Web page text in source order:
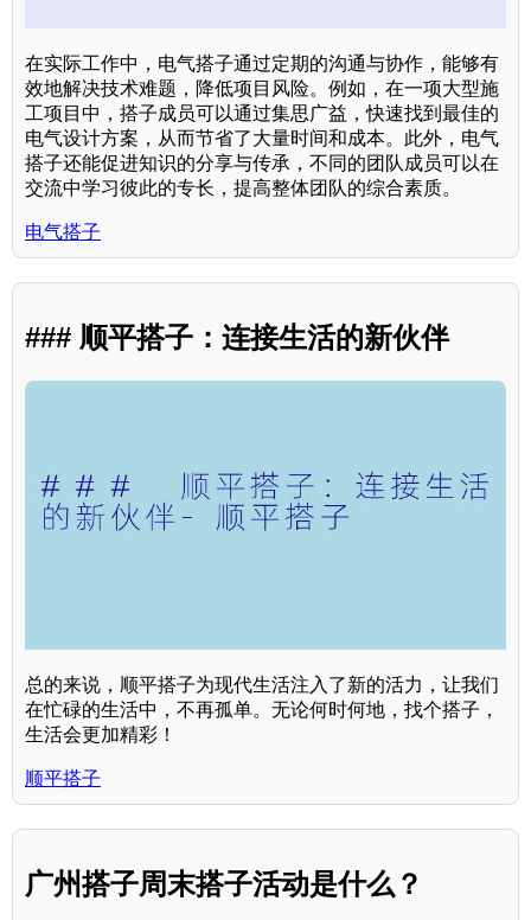
在实际工作中，电气搭子通过定期的沟通与协作，能够有
效地解决技术难题，降低项目风险。例如，在一项大型施
工项目中，搭子成员可以通过集思广益，快速找到最佳的
电气设计方案，从而节省了大量时间和成本。此外，电气
搭子还能促进知识的分享与传承，不同的团队成员可以在
交流中学习彼此的专长，提高整体团队的综合素质。
电气搭子
### 顺平搭子：连接生活的新伙伴
总的来说，顺平搭子为现代生活注入了新的活力，让我们
在忙碌的生活中，不再孤单。无论何时何地，找个搭子，
生活会更加精彩！
顺平搭子
广州搭子周末搭子活动是什么？